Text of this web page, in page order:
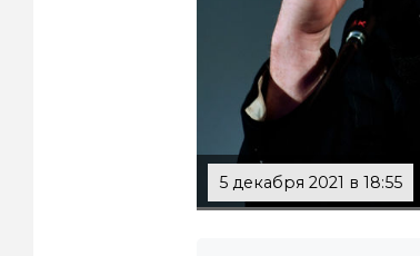
5 декабря 2021 в 18:55